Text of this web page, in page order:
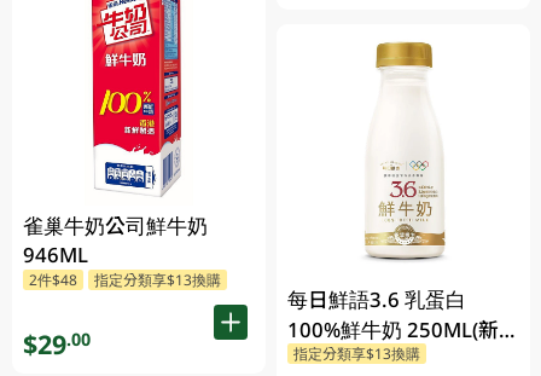
雀巢牛奶公司鮮牛奶
946ML
2件$48 指定分類享$13換購
$29.00
每日鮮語3.6 乳蛋白
100%鮮牛奶 250ML(新
舊包裝隨機發貨)
指定分類享$13換購